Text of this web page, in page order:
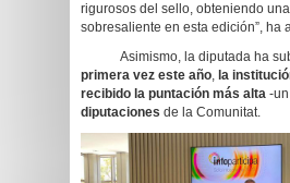
rigurosos del sello, obteniendo
sobresaliente en esta edición”, ha
Asimismo, la diputada ha
primera vez este año, la
recibido la puntación más alta -
diputaciones de la Comunitat.